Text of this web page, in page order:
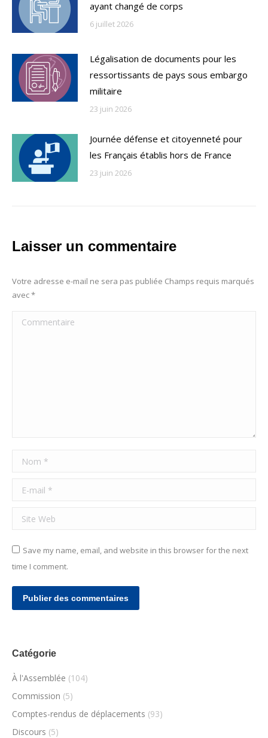
ayant changé de corps
6 juillet 2026
Légalisation de documents pour les
ressortissants de pays sous embargo
militaire
23 juin 2026
Journée défense et citoyenneté pour
les Français établis hors de France
23 juin 2026
Laisser un commentaire
Votre adresse e-mail ne sera pas publiée Champs requis marqués
avec*
Commentaire
Nom *
E-mail *
Site Web
Save my name, email, and website in this browser for the next
time I comment.
Publier des commentaires
Catégorie
À l'Assemblée (104)
Commission (5)
Comptes-rendus de déplacements (93)
Discours (5)